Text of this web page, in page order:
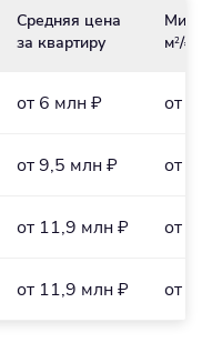
Средняя цена
за квартиру
Мин.
м2/₽
от 6 млн ₽ от
от 9,5 млн ₽ от
от 11,9 млн ₽ от
от 11,9 млн ₽ от